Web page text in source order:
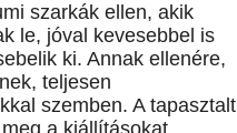
szarkák ellen, akik
le, jóval kevesebbel is
ki. Annak ellenére,
teljesen
szemben. A tapasztalt
a kiállításokat,